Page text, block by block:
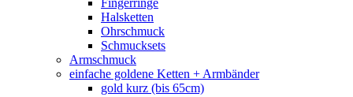
Fingerringe
Halsketten
Ohrschmuck
Schmucksets
Armschmuck
einfache goldene Ketten + Armbänder
gold kurz (bis 65cm)